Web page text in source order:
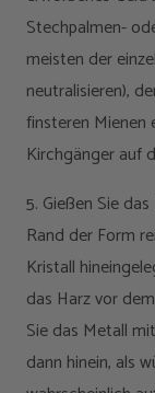
Stechpalmen-
meisten der
neutralisieren),
finsteren Mienen
Kirchgänger auf
5. Gießen Sie
Rand der Form
Kristall
das Harz vor
Sie das Metall
dann hinein, als